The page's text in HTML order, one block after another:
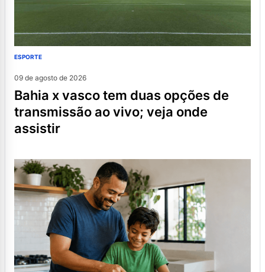
ESPORTE
09 de agosto de 2026
bahia x vasco tem duas opções de
transmissão ao vivo; veja onde
assistir